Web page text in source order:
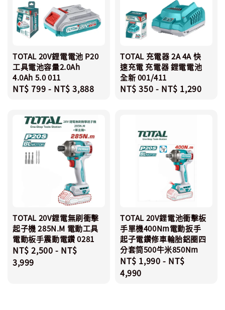
TOTAL 20V鋰電電池 P20
工具電池容量2.0Ah
4.0Ah 5.0 011
Regular
NT$ 799 - NT$ 3,888
TOTAL 充電器 2A 4A 快
速充電 充電器 鋰電電池
全新 001/411
Regular
NT$ 350 - NT$ 1,290
TOTAL 20V鋰電無刷衝擊
起子機 285N.M 電動工具
電動板手震動電鑽 0281
Regular
price
NT$ 2,500 - NT$
3,999
TOTAL 20V鋰電池衝擊板
手單機400Nm電動扳手
起子電鑽修車輪胎鋁圈四
分套筒500牛米850Nm
Regular
price
NT$ 1,990 - NT$
4,990